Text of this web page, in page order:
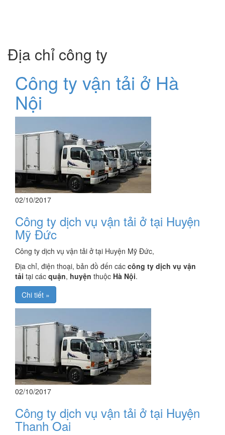
Địa chỉ công ty
Công ty vận tải ở Hà
Nội
02/10/2017
Công ty dịch vụ vận tải ở tại Huyện
Mỹ Đức
Công ty dịch vụ vận tải ở tại Huyện Mỹ Đức,
Địa chỉ, điện thoại, bản đồ đến các công ty dịch vụ vận
tải tại các quận, huyện thuộc Hà Nội.
Chi tiết »
02/10/2017
Công ty dịch vụ vận tải ở tại Huyện
Thanh Oai